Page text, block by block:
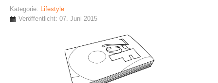
Kategorie: Lifestyle
Veröffentlicht: 07. Juni 2015